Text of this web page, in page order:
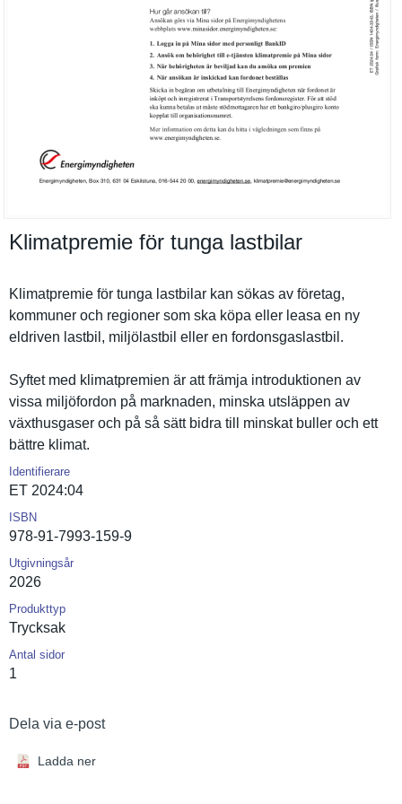
Klimatpremie för tunga lastbilar
Klimatprem­ie för tunga lastbilar kan sökas av företag,
kommuner och regioner som ska köpa eller leasa en ny
eldriven lastbil, miljölastb­il eller en fordonsgas­lastbil.
Syftet med klimatprem­ien är att främja introdukti­onen av
vissa miljöfordo­n på marknaden, minska utsläppen av
växthusgas­er och på så sätt bidra till minskat buller och ett
bättre klimat.
Identifierare
ET 2024:04
ISBN
978-91-7993-159-9
Utgivningsår
2026
Produkttyp
Trycksak
Antal sidor
1
Dela via e-post
Ladda ner